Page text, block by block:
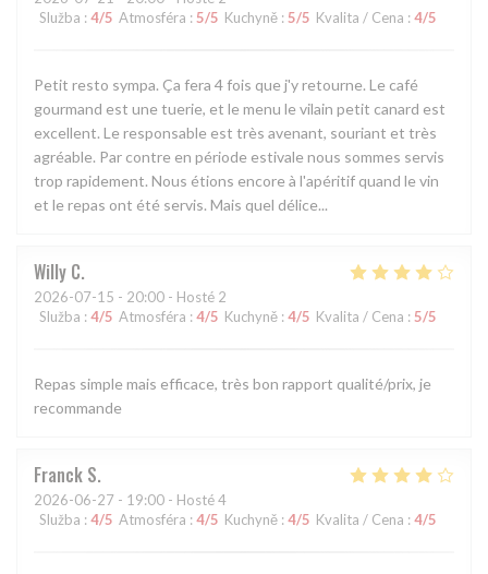
Služba : 4/5 Atmosféra : 5/5 Kuchyně : 5/5 Kvalita / Cena : 4/5
Petit resto sympa. Ça fera 4 fois que j'y retourne. Le café
gourmand est une tuerie, et le menu le vilain petit canard est
excellent. Le responsable est très avenant, souriant et très
agréable. Par contre en période estivale nous sommes servis
trop rapidement. Nous étions encore à l'apéritif quand le vin
et le repas ont été servis. Mais quel délice...
Willy C
2026-07-15 - 20:00 - Hosté 2
Služba : 4/5 Atmosféra : 4/5 Kuchyně : 4/5 Kvalita / Cena : 5/5
Repas simple mais efficace, très bon rapport qualité/prix, je
recommande
Franck S
2026-06-27 - 19:00 - Hosté 4
Služba : 4/5 Atmosféra : 4/5 Kuchyně : 4/5 Kvalita / Cena : 4/5